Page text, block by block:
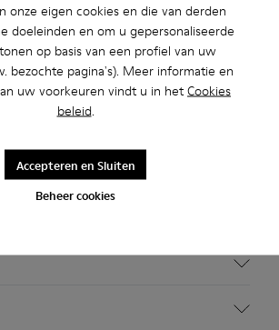
onze eigen cookies en die van derden
doeleinden en om u gepersonaliseerde
op basis van een profiel van uw
bezochte pagina's). Meer informatie en
uw voorkeuren vindt u in het Cookies
beleid.
Beheer cookies
Accepteren en Sluiten
verzending en verzending naar de
boven de 45€.
met waterafstotende 3D-gebreide
PET, direct ingespoten TPU-
PU-buitenzool. Volledig